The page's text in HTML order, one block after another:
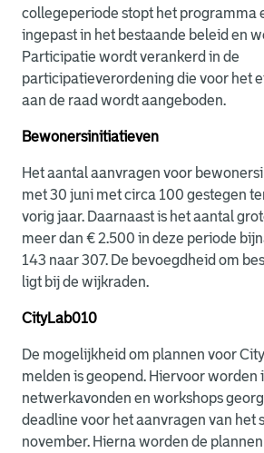
collegeperiode stopt het programma
ingepast in het bestaande beleid en
Participatie wordt verankerd in de
participatieverordening die voor het
aan de raad wordt aangeboden.
Bewonersinitiatieven
Het aantal aanvragen voor
met 30 juni met circa 100 gestegen
vorig jaar. Daarnaast is het aantal
meer dan € 2.500 in deze periode
143 naar 307. De bevoegdheid om
ligt bij de wijkraden.
CityLab010
De mogelijkheid om plannen voor
melden is geopend. Hiervoor worden
netwerkavonden en workshops
deadline voor het aanvragen van het
november. Hierna worden de